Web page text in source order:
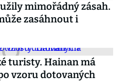
mimořádný zásah.
zasáhnout i
turisty. Hainan má
vzoru dotovaných